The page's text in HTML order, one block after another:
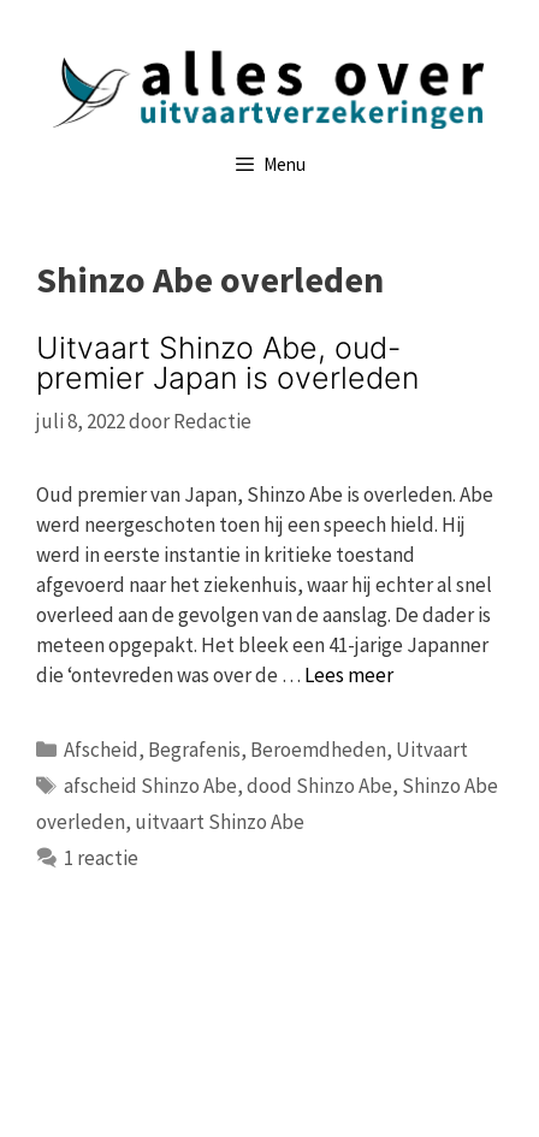
Menu
Shinzo Abe overleden
Uitvaart Shinzo Abe, oud-
premier Japan is overleden
juli 8, 2022doorRedactie
Oud premier van Japan, Shinzo Abe is overleden. Abe
werd neergeschoten toen hij een speech hield. Hij
werd in eerste instantie in kritieke toestand
afgevoerd naar het ziekenhuis, waar hij echter al snel
overleed aan de gevolgen van de aanslag. De dader is
meteen opgepakt. Het bleek een 41-jarige Japanner
die ‘ontevreden was over de … Lees meer
Categorieën
Afscheid, Begrafenis, Beroemdheden, Uitvaart
Tags
afscheid Shinzo Abe,dood Shinzo Abe, Shinzo Abe
overleden, uitvaart Shinzo Abe
1 reactie